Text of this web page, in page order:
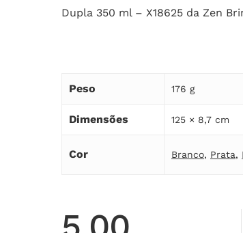
Dupla 350 ml – X18625 da Zen
Peso 176 g
Dimensões 125 × 8,7 cm
Cor Branco, Prata,